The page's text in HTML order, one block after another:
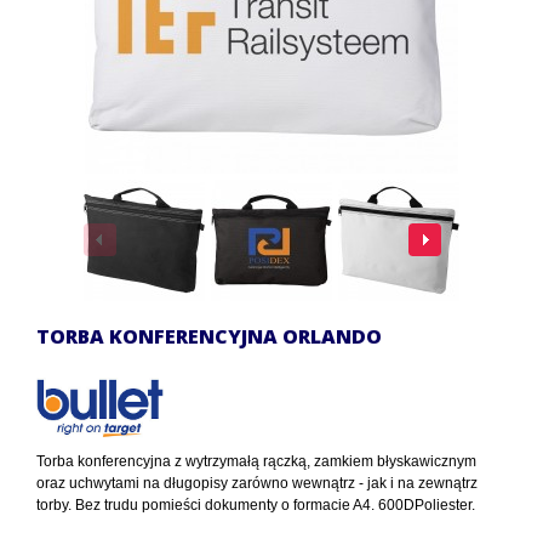
TORBA KONFERENCYJNA ORLANDO
Torba konferencyjna z wytrzymałą rączką, zamkiem błyskawicznym
oraz uchwytami na długopisy zarówno wewnątrz - jak i na zewnątrz
torby. Bez trudu pomieści dokumenty o formacie A4. 600DPoliester.